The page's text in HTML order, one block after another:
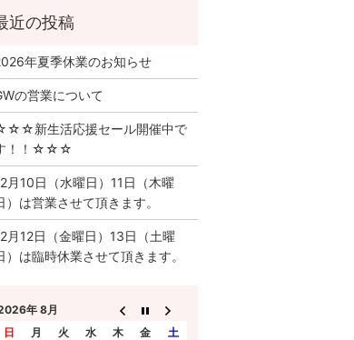
年夏季休業のお知らせ
の営業について
新生活応援セール開催中で
！！☆☆☆
月10日（水曜日）11日（木曜
）は営業させて頂きます。
月12日（金曜日）13日（土曜
）は臨時休業させて頂きます。
年 8月
日
月 火 水 木 金
土